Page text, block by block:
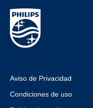
Aviso de Privacidad
Condiciones de uso